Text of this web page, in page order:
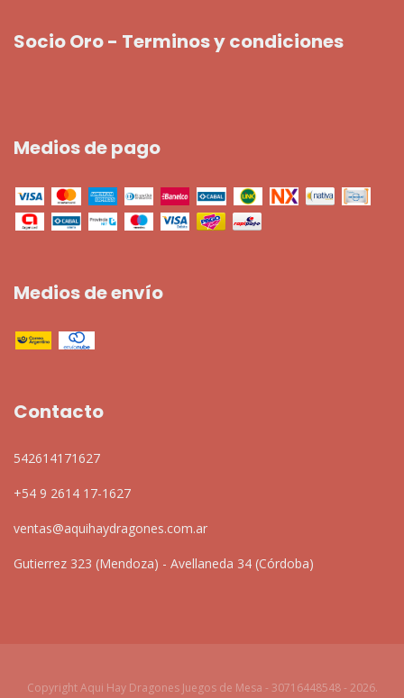
Socio Oro - Terminos y condiciones
Medios de pago
Medios de envío
Contacto
542614171627
+54 9 2614 17-1627
ventas@aquihaydragones.com.ar
Gutierrez 323 (Mendoza) - Avellaneda 34 (Córdoba)
Copyright Aqui Hay Dragones Juegos de Mesa - 30716448548 - 2026.